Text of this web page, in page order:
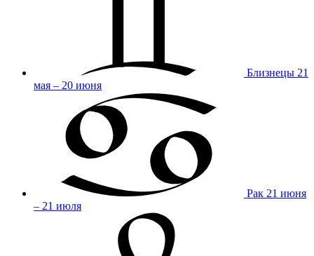
Близнецы 21
мая – 20 июня
Рак 21 июня
– 21 июля